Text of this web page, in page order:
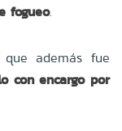
fogueo.
además fue
con encargo por